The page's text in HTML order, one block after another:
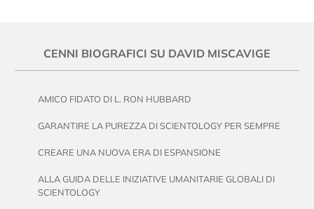
CENNI BIOGRAFICI SU DAVID MISCAVIGE
AMICO FIDATO DI L. RON HUBBARD
GARANTIRE LA PUREZZA DI SCIENTOLOGY PER SEMPRE
CREARE UNA NUOVA ERA DI ESPANSIONE
ALLA GUIDA DELLE INIZIATIVE UMANITARIE GLOBALI DI
SCIENTOLOGY